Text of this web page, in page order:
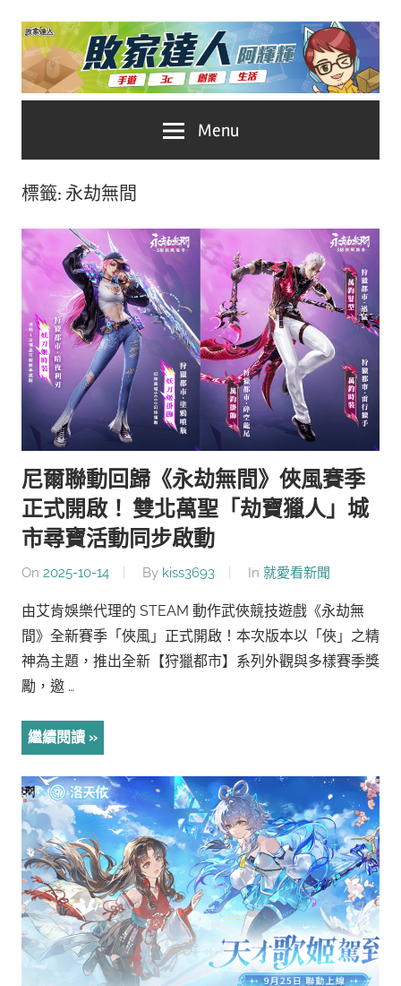
Skip
content
家
人
推
薦
No.1
遊
戲
科
技
媒
體。
Menu
標籤: 永劫無間
尼爾聯動回歸《永劫無間》俠風賽季
正式開啟！ 雙北萬聖「劫寶獵人」城
市尋寶活動同步啟動
On 2025-10-14 By kiss3693 In 就愛看新聞
由艾肯娛樂代理的 STEAM 動作武俠競技遊戲《永劫無
間》全新賽季「俠風」正式開啟！本次版本以「俠」之精
神為主題，推出全新【狩獵都市】系列外觀與多樣賽季獎
勵，邀 …
繼續閱讀